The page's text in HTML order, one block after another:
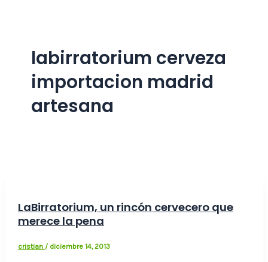
labirratorium cerveza
importacion madrid
artesana
LaBirratorium, un rincón cervecero que
merece la pena
cristian / diciembre 14, 2013